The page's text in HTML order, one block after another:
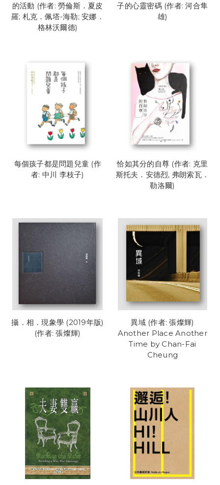
的活動 (作者: 勞倫斯．夏皮
羅; 札克．佩塔-海勒; 安娜．
格林沃爾德)
子的心靈密碼 (作者: 河合隼
雄)
每個孩子都是問題兒童 (作
者: 中川 李枝子)
恰如其分的自尊 (作者: 克里
斯托夫．安德烈, 弗朗索瓦．
勒洛爾)
攝．相．現象學 (2019年版)
(作者: 張燦輝)
異域 (作者: 張燦輝)
Another Place Another
Time by Chan-Fai
Cheung